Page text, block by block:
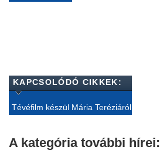
KAPCSOLÓDÓ CIKKEK:
Tévéfilm készül Mária Teréziáról
A kategória további hírei: